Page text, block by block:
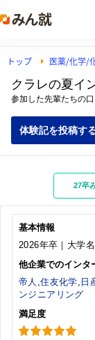
トップ 医薬/化学/
クラレの夏イ
参加した先輩たちの
体験記を投稿す
27卒
基本情報
2026年卒｜大学
他企業でのインタ
帝人 ,住友化学, 日
ンジニアリング
満足度